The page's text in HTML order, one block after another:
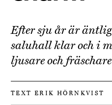
Efter sju år är
saluhall klar och i
ljusare och
TEXT ERIK HÖRNKVIST